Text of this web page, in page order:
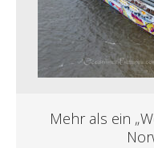
Mehr als ein